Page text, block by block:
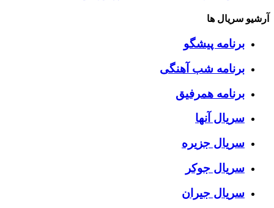
آرشیو سریال ها
برنامه پیشگو
برنامه شب آهنگی
برنامه همرفیق
سریال آنها
سریال جزیره
سریال جوکر
سریال جیران